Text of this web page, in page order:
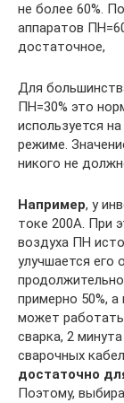
не более 60%.
аппаратов
достаточное,
Для
ПН=30% это
используется
режиме.
никого не
Например, у
токе 200А. При
воздуха ПН
улучшается его
примерно 50%,
может
сварка, 2
сварочных
достаточно
Поэтому,